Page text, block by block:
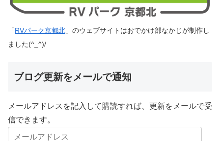
「RVパーク京都北 」のウェブサイトはおでかけ部なかじが制作し
ました(^_^)/
ブログ更新をメールで通知
メールアドレスを記入して購読すれば、更新をメールで受
信できます。